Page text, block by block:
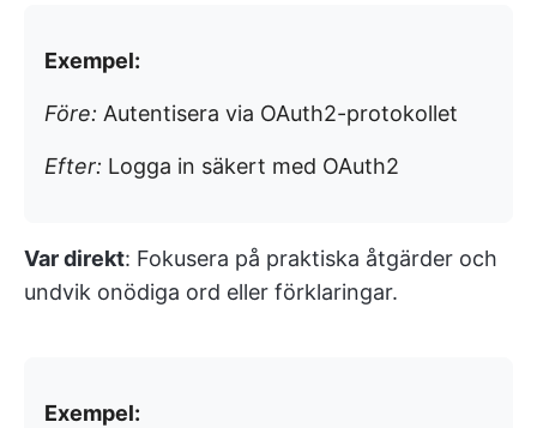
Exempel:
Före: Autentisera via OAuth2-protokollet
Efter: Logga in säkert med OAuth2
Var direkt: Fokusera på praktiska åtgärder och
undvik onödiga ord eller förklaringar.
Exempel: